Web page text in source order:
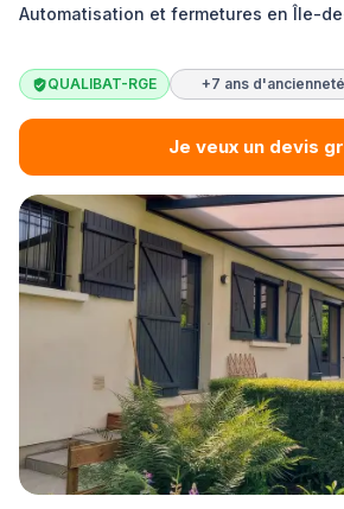
Automatisation et fermetures en Île-
QUALIBAT-RGE +7 ans d'ancienneté
Je veux un devis